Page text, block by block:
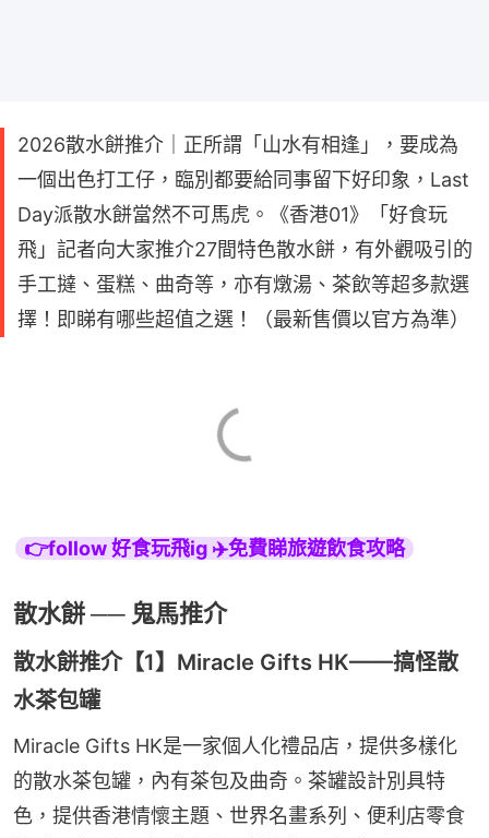
2026散水餅推介｜正所謂「山水有相逢」，要成為
一個出色打工仔，臨別都要給同事留下好印象，Last
Day派散水餅當然不可馬虎。《香港01》「好食玩
飛」記者向大家推介27間特色散水餅，有外觀吸引的
手工撻、蛋糕、曲奇等，亦有燉湯、茶飲等超多款選
擇！即睇有哪些超值之選！（最新售價以官方為準）
👉follow 好食玩飛ig ✈️免費睇旅遊飲食攻略
散水餅 ── 鬼馬推介
散水餅推介【1】Miracle Gifts HK——搞怪散
水茶包罐
Miracle Gifts HK是一家個人化禮品店，提供多樣化
的散水茶包罐，內有茶包及曲奇。茶罐設計別具特
色，提供香港情懷主題、世界名畫系列、便利店零食